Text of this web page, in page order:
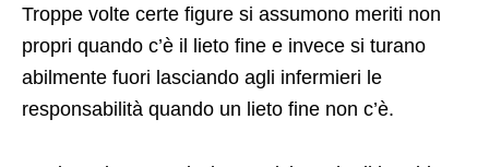
Troppe volte certe figure si assumono meriti non
propri quando c’è il lieto fine e invece si turano
abilmente fuori lasciando agli infermieri le
responsabilità quando un lieto fine non c’è.